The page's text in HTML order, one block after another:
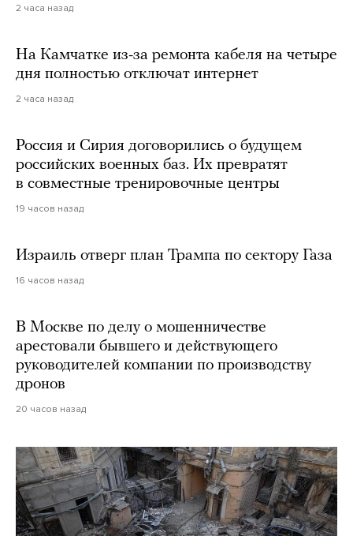
2 часа назад
На Камчатке из-за ремонта кабеля на четыре
дня полностью отключат интернет
2 часа назад
Россия и Сирия договорились о будущем
российских военных баз. Их превратят
в совместные тренировочные центры
19 часов назад
Израиль отверг план Трампа по сектору Газа
16 часов назад
В Москве по делу о мошенничестве
арестовали бывшего и действующего
руководителей компании по производству
дронов
20 часов назад